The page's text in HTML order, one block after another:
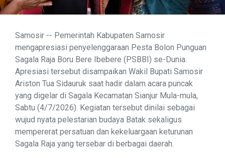
Samosir -- Pemerintah Kabupaten Samosir
mengapresiasi penyelenggaraan Pesta Bolon Punguan
Sagala Raja Boru Bere Ibebere (PSBBI) se-Dunia.
Apresiasi tersebut disampaikan Wakil Bupati Samosir
Ariston Tua Sidauruk saat hadir dalam acara puncak
yang digelar di Sagala Kecamatan Sianjur Mula-mula,
Sabtu (4/7/2026). Kegiatan tersebut dinilai sebagai
wujud nyata pelestarian budaya Batak sekaligus
mempererat persatuan dan kekeluargaan keturunan
Sagala Raja yang tersebar di berbagai daerah.